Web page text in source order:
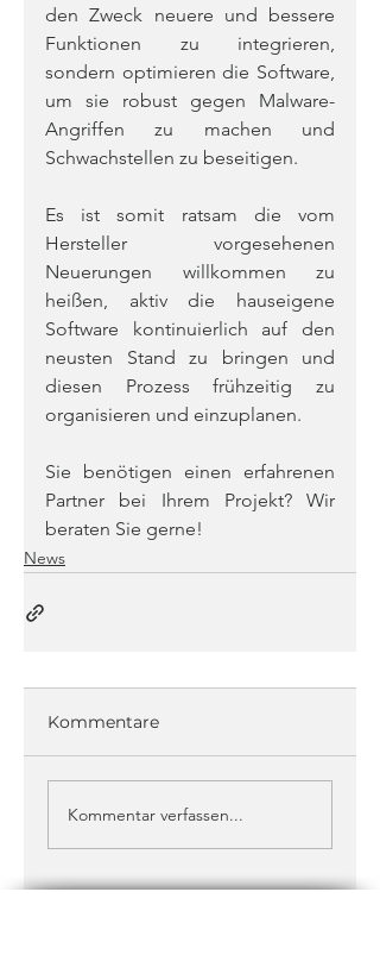
den Zweck neuere und bessere
Funktionen zu integrieren,
sondern optimieren die Software,
um sie robust gegen Malware-
Angriffen zu machen und
Schwachstellen zu beseitigen.
Es ist somit ratsam die vom
Hersteller vorgesehenen
Neuerungen willkommen zu
heißen, aktiv die hauseigene
Software kontinuierlich auf den
neusten Stand zu bringen und
diesen Prozess frühzeitig zu
organisieren und einzuplanen.
Sie benötigen einen erfahrenen
Partner bei Ihrem Projekt? Wir
beraten Sie gerne!
News
Kommentare
Kommentar verfassen...